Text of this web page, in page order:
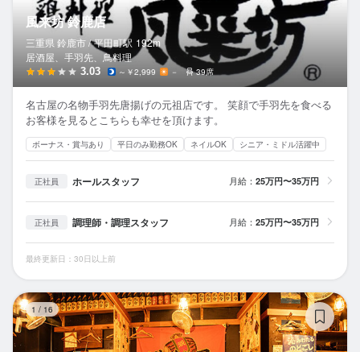
風来坊 鈴鹿店
三重県 鈴鹿市 / 平田町駅 192m
居酒屋、手羽先、鳥料理
3.03 ～￥2,999 － 39席
名古屋の名物手羽先唐揚げの元祖店です。 笑顔で手羽先を食べる
お客様を見るとこちらも幸せを頂けます。
ボーナス・賞与あり 平日のみ勤務OK ネイルOK シニア・ミドル活躍中
正社員 ホールスタッフ 月給： 25万円〜35万円
正社員 調理師・調理スタッフ 月給： 25万円〜35万円
最終更新日：30日以上前
1 / 16